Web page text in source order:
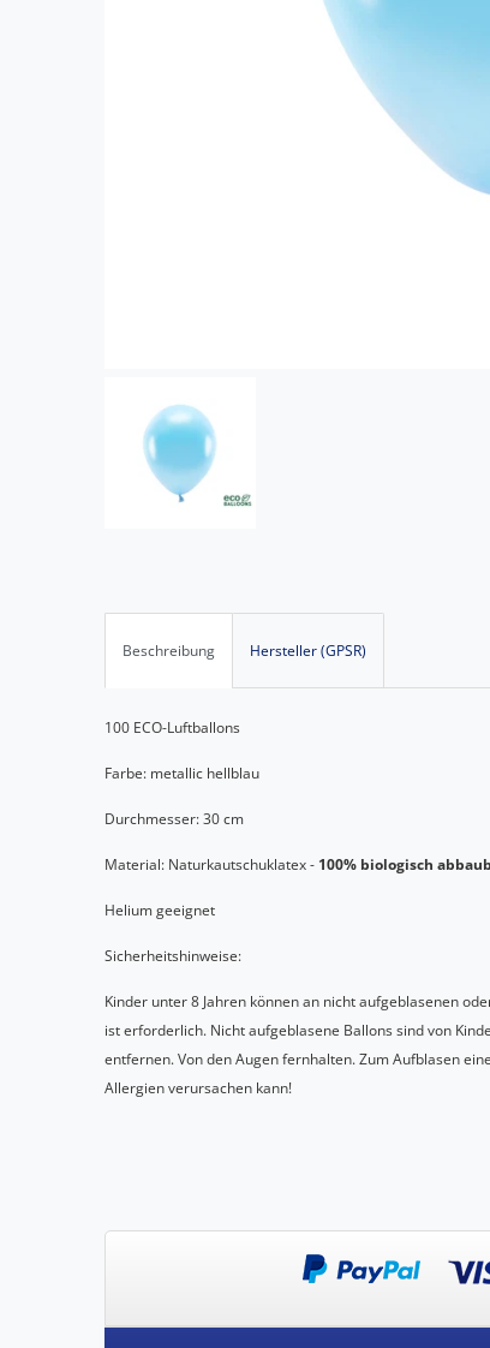
Beschreibung Hersteller (GPSR)
100 ECO-Luftballons
Farbe: metallic hellblau
Durchmesser: 30 cm
Material: Naturkautschuklatex - 100% biologisch
Helium geeignet
Sicherheitshinweise:
Kinder unter 8 Jahren können an nicht aufgeblasenen
ist erforderlich. Nicht aufgeblasene Ballons sind von
entfernen. Von den Augen fernhalten. Zum Aufblasen
Allergien verursachen kann!